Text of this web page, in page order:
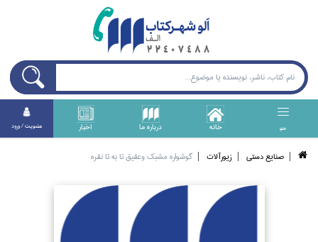
منو خانه درباره ما اخبار عضويت / ورود
صنايع دستي زيورآلات گوشواره مشبك وعقيق تا‌ به تا نقره